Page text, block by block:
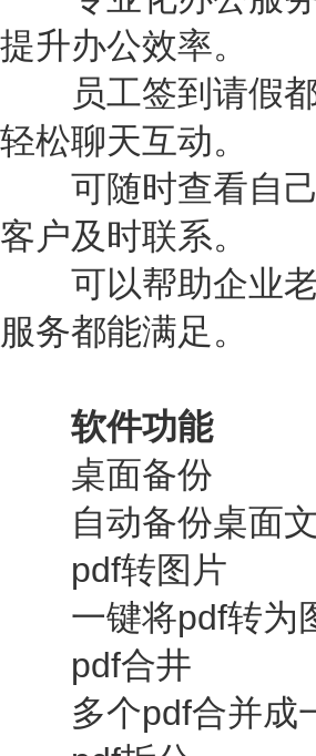
提升办公效率。
员工签到请假都
轻松聊天互动。
可随时查看自己
客户及时联系。
可以帮助企业老
服务都能满足。
软件功能
桌面备份
自动备份桌面文
pdf转图片
一键将pdf转为图
pdf合井
多个pdf合并成一